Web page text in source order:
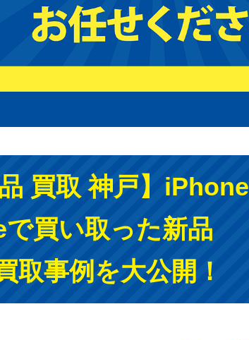
買取 神戸】iPhone
買い取った新品
取事例を大公開！